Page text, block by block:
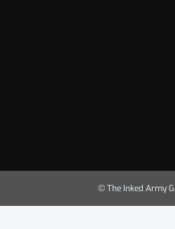
© The Inked Army